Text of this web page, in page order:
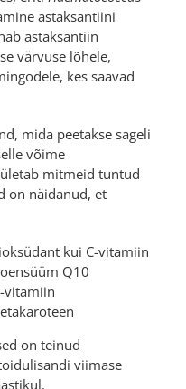
astaksantiini
astaksantiin
värvuse lõhele,
kes saavad
mida peetakse sageli
võime
mitmeid tuntud
on näidanud, et
kui C-vitamiin
Q10
vitamiin
on teinud
viimase